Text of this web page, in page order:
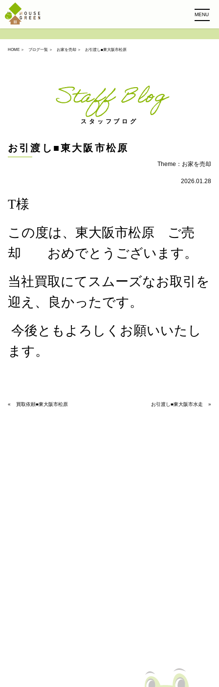
MENU
HOME ＞ ブログ一覧 ＞ お家を売却 ＞ お引渡し■東大阪市松原
Staff Blog
スタッフブログ
お引渡し■東大阪市松原
Theme： お家を売却
2026.01.28
T様
この度は、東大阪市松原 ご売
却 おめでとうございます。
当社買取にてスムーズなお取引を
迎え、良かったです。
今後ともよろしくお願いいたし
ます。
« 買取依頼■東大阪市松原 お引渡し■東大阪市水走 »